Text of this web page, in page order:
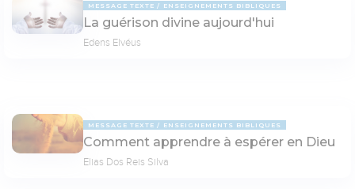
MESSAGE TEXTE ENSEIGNEMENTS BIBLIQUES
La guérison divine aujourd'hui
Edens Elvéus
MESSAGE TEXTE ENSEIGNEMENTS BIBLIQUES
Comment apprendre à espérer en Dieu
Elias Dos Reis Silva